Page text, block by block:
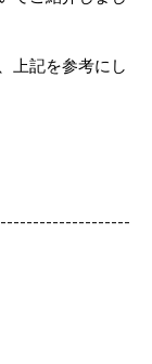
上記を参考にし